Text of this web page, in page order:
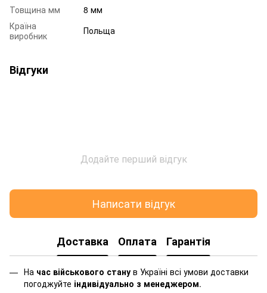
Товщина мм
8 мм
Країна
виробник
Польща
Відгуки
Додайте перший відгук
Написати відгук
Доставка Оплата Гарантія
На час військового стану в Україні всі умови доставки
погоджуйте індивідуально з менеджером.